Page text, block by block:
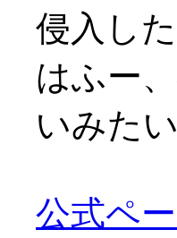
侵入し
はふー
いみた
公式ペ